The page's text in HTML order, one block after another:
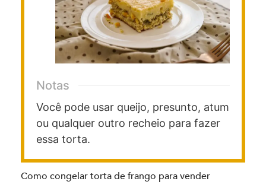
Notas
Você pode usar queijo, presunto, atum
ou qualquer outro recheio para fazer
essa torta.
Como congelar torta de frango para vender